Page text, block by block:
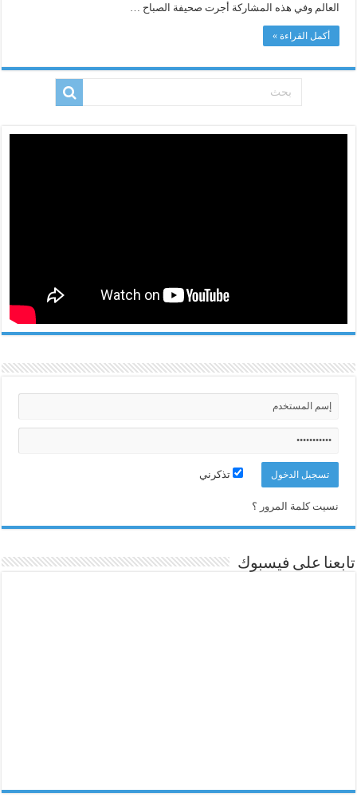
العالم وفي هذه المشاركة أجرت صحيفة الصباح …
أكمل القراءة »
تذكرني
نسيت كلمة المرور ؟
تابعنا على فيسبوك